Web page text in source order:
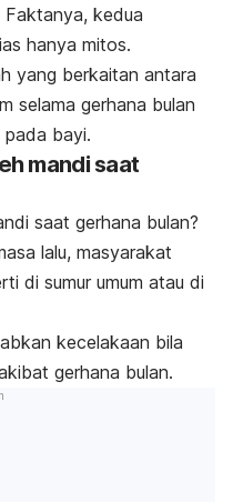
Faktanya, kedua
hanya mitos.
yang berkaitan antara
selama gerhana bulan
pada bayi.
mandi saat
saat gerhana bulan?
lalu, masyarakat
di sumur umum atau di
kecelakaan bila
gerhana bulan.